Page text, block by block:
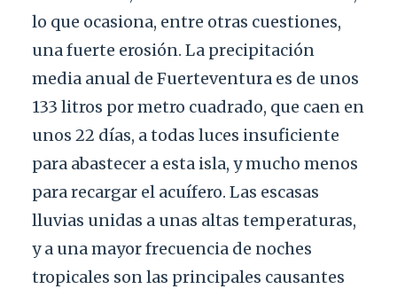
lo que ocasiona, entre otras cuestiones,
una fuerte erosión. La precipitación
media anual de Fuerteventura es de unos
133 litros por metro cuadrado, que caen en
unos 22 días, a todas luces insuficiente
para abastecer a esta isla, y mucho menos
para recargar el acuífero. Las escasas
lluvias unidas a unas altas temperaturas,
y a una mayor frecuencia de noches
tropicales son las principales causantes